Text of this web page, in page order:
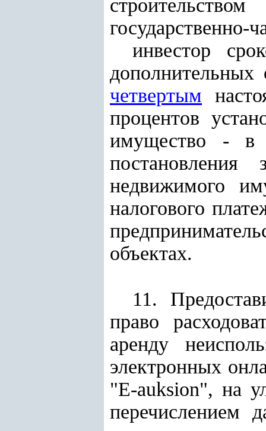
государственно-
инвестор
четвертым
процентов
имущество - в
недвижимого
налогового
объектах.
11.
право
аренду
электронных
"E-auksion", на
перечислением